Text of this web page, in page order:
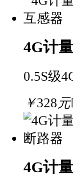
4G计
0.5S级
￥328元
4G计